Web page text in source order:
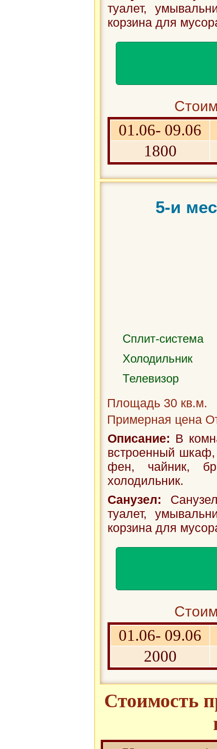
туалет,
корзина для
01.06- 09.06
1800
5-и
Сплит-система
Холодильник
Телевизор
Площадь 30 кв.м.
Примерная цена
Описание: В
встроенный шкаф,
фен, чайник,
холодильник.
Санузел:
туалет,
корзина для
01.06- 09.06
2000
Стоимость